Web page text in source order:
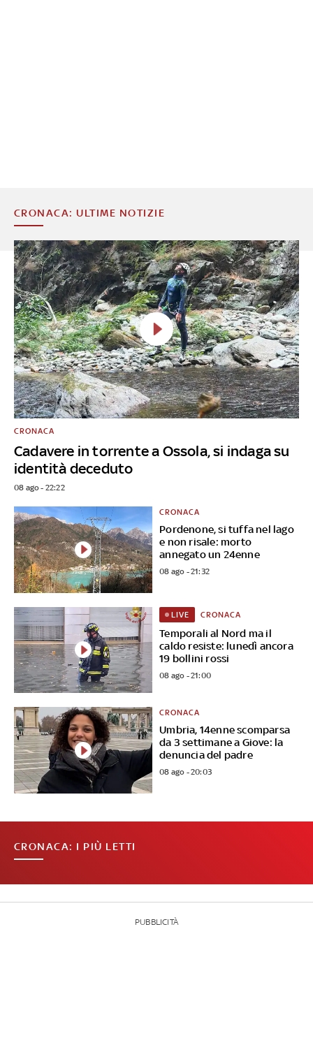
CRONACA: ULTIME NOTIZIE
Cadavere in torrente a Ossola, si indaga su
identità deceduto
CRONACA
08 ago - 22:22
Pordenone, si tuffa nel lago
e non risale: morto
annegato un 24enne
CRONACA
08 ago - 21:32
Temporali al Nord ma il
caldo resiste: lunedì ancora
19 bollini rossi
LIVE CRONACA
08 ago - 21:00
Umbria, 14enne scomparsa
da 3 settimane a Giove: la
denuncia del padre
CRONACA
08 ago - 20:03
CRONACA: I PIÙ LETTI
PUBBLICITÀ